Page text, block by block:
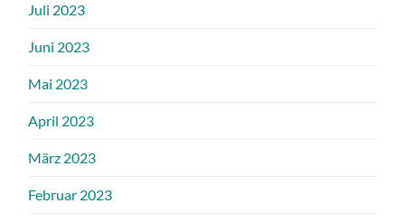
Juli 2023
Juni 2023
Mai 2023
April 2023
März 2023
Februar 2023